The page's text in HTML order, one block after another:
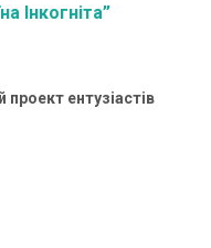
Інкогніта”
проект ентузіастів